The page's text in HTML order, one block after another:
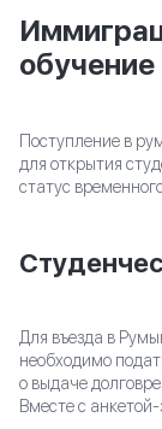
обучение
Поступление в
для открытия
статус
Для въезда в
необходимо
о выдаче
Вместе с